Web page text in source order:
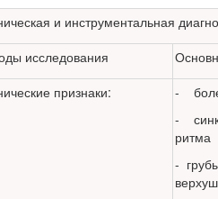
и инструментальная
исследования
признаки:
-
-
ритма
-